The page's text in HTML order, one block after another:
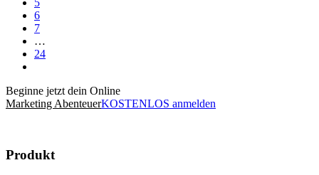
6
7
…
24
Beginne jetzt dein Online
Marketing AbenteuerKOSTENLOS anmelden
Produkt